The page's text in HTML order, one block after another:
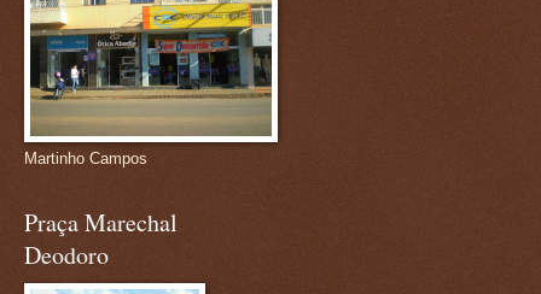
Martinho Campos
Praça Marechal
Deodoro